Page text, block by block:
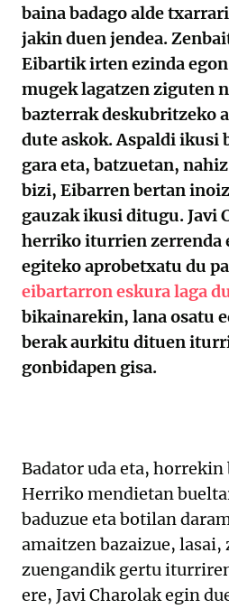
baina badago alde
jakin duen jendea.
Eibartik irten ezinda
mugek lagatzen ziguten
bazterrak deskubritzeko
dute askok. Aspaldi ikusi
gara eta, batzuetan,
bizi, Eibarren bertan
gauzak ikusi ditugu. Javi
herriko iturrien zerrenda
egiteko aprobetxatu du
eibartarron eskura laga
bikainarekin, lana osatu
berak aurkitu dituen
gonbidapen gisa.
Badator uda eta, horrekin
Herriko mendietan
baduzue eta botilan
amaitzen bazaizue, lasai,
zuengandik gertu
ere, Javi Charolak egin